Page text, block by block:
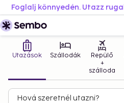
Utazások Szállodák
Repülő
+
szálloda
Hová szeretnél utazni?